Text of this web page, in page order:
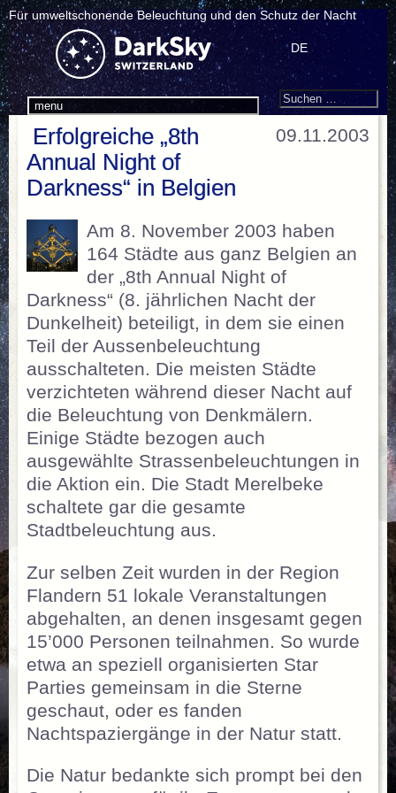
Für umweltschonende Beleuchtung und den Schutz der Nacht
menu
DE
Search
Suchen
09.11.2003
Erfolgreiche „8th
Annual Night of
Darkness“ in Belgien
Am 8. November 2003 haben
164 Städte aus ganz Belgien an
der „8th Annual Night of
Darkness“ (8. jährlichen Nacht der
Dunkelheit) beteiligt, in dem sie einen
Teil der Aussenbeleuchtung
ausschalteten. Die meisten Städte
verzichteten während dieser Nacht auf
die Beleuchtung von Denkmälern.
Einige Städte bezogen auch
ausgewählte Strassenbeleuchtungen in
die Aktion ein. Die Stadt Merelbeke
schaltete gar die gesamte
Stadtbeleuchtung aus.
Zur selben Zeit wurden in der Region
Flandern 51 lokale Veranstaltungen
abgehalten, an denen insgesamt gegen
15’000 Personen teilnahmen. So wurde
etwa an speziell organisierten Star
Parties gemeinsam in die Sterne
geschaut, oder es fanden
Nachtspaziergänge in der Natur statt.
Die Natur bedankte sich prompt bei den